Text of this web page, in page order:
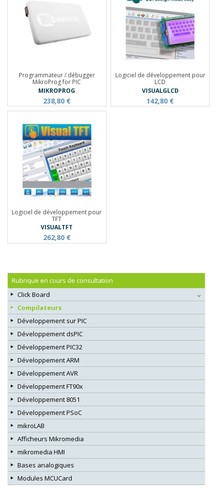
Programmateur / débugger
MikroProg for PIC
MIKROPROG
238,80 €
Logiciel de développement pour
LCD
VISUALGLCD
142,80 €
Logiciel de développement pour
TFT
VISUALTFT
262,80 €
Rubrique en cours de consultation
Click Board
Compilateurs
Développement sur PIC
Développement dsPIC
Développement PIC32
Développement ARM
Développement AVR
Développement FT90x
Développement 8051
Développement PSoC
mikroLAB
Afficheurs Mikromedia
mikromedia HMI
Bases analogiques
Modules MCUCard